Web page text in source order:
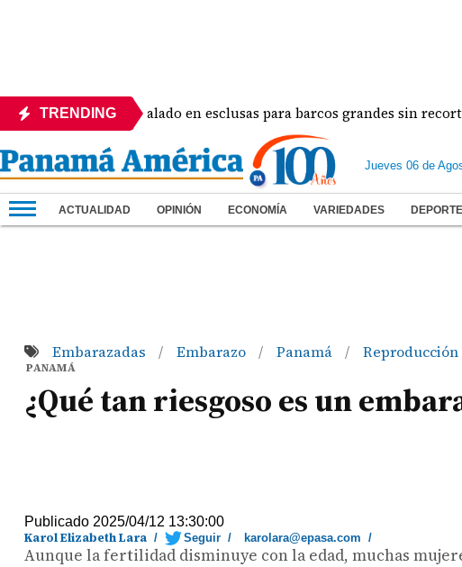
TRENDING
ajustará el calado en esclusas para barcos grandes sin recortar
Jueves 06 de
ACTUALIDAD OPINIÓN ECONOMÍA VARIEDADES
Embarazadas / Embarazo / Panamá / Reproducción
PANAMÁ
¿Qué tan riesgoso es un
Publicado 2025/04/12 13:30:00
Karol Elizabeth Lara / Seguir / karolara@epasa.com /
Aunque la fertilidad disminuye con la edad, muchas